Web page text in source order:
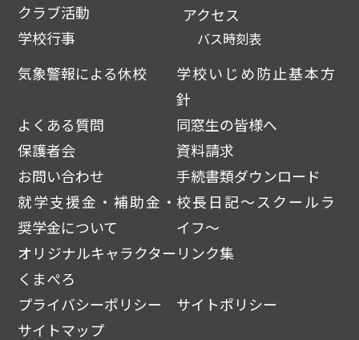
クラブ活動
学校行事
アクセス
バス時刻表
気象警報による休校
学校いじめ防止基本方
針
よくある質問
同窓生の皆様へ
保護者会
資料請求
お問い合わせ
手続書類ダウンロード
就学支援金・補助金・
奨学金について
校長日記～スクールラ
イフ～
オリジナルキャラクター
くまぺろ
リンク集
プライバシーポリシー
サイトポリシー
サイトマップ